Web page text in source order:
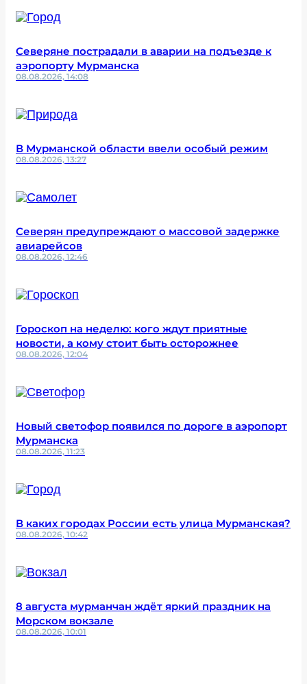
Северяне пострадали в аварии на подъезде к
аэропорту Мурманска
08.08.2026, 14:08
В Мурманской области ввели особый режим
08.08.2026, 13:27
Северян предупреждают о массовой задержке
авиарейсов
08.08.2026, 12:46
Гороскоп на неделю: кого ждут приятные
новости, а кому стоит быть осторожнее
08.08.2026, 12:04
Новый светофор появился по дороге в аэропорт
Мурманска
08.08.2026, 11:23
В каких городах России есть улица Мурманская?
08.08.2026, 10:42
8 августа мурманчан ждёт яркий праздник на
Морском вокзале
08.08.2026, 10:01